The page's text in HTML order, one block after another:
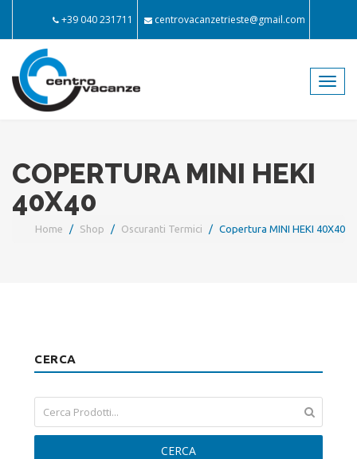
+39 040 231711 centrovacanzetrieste@gmail.com
COPERTURA MINI HEKI
40X40
Home Shop Oscuranti Termici Copertura MINI HEKI 40X40
CERCA
CERCA